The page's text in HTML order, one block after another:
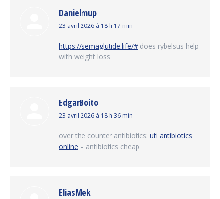
Danielmup
dit
23 avril 2026 à 18 h 17 min
https://semaglutide.life/# does rybelsus help
with weight loss
EdgarBoito
dit
23 avril 2026 à 18 h 36 min
over the counter antibiotics: uti antibiotics
online – antibiotics cheap
EliasMek